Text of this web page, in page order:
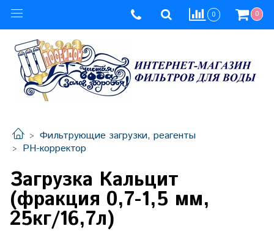
0 0
Фильтрующие загрузки, реагенты
PH-корректор
Загрузка Кальцит
(фракция 0,7-1,5 мм,
25кг/16,7л)